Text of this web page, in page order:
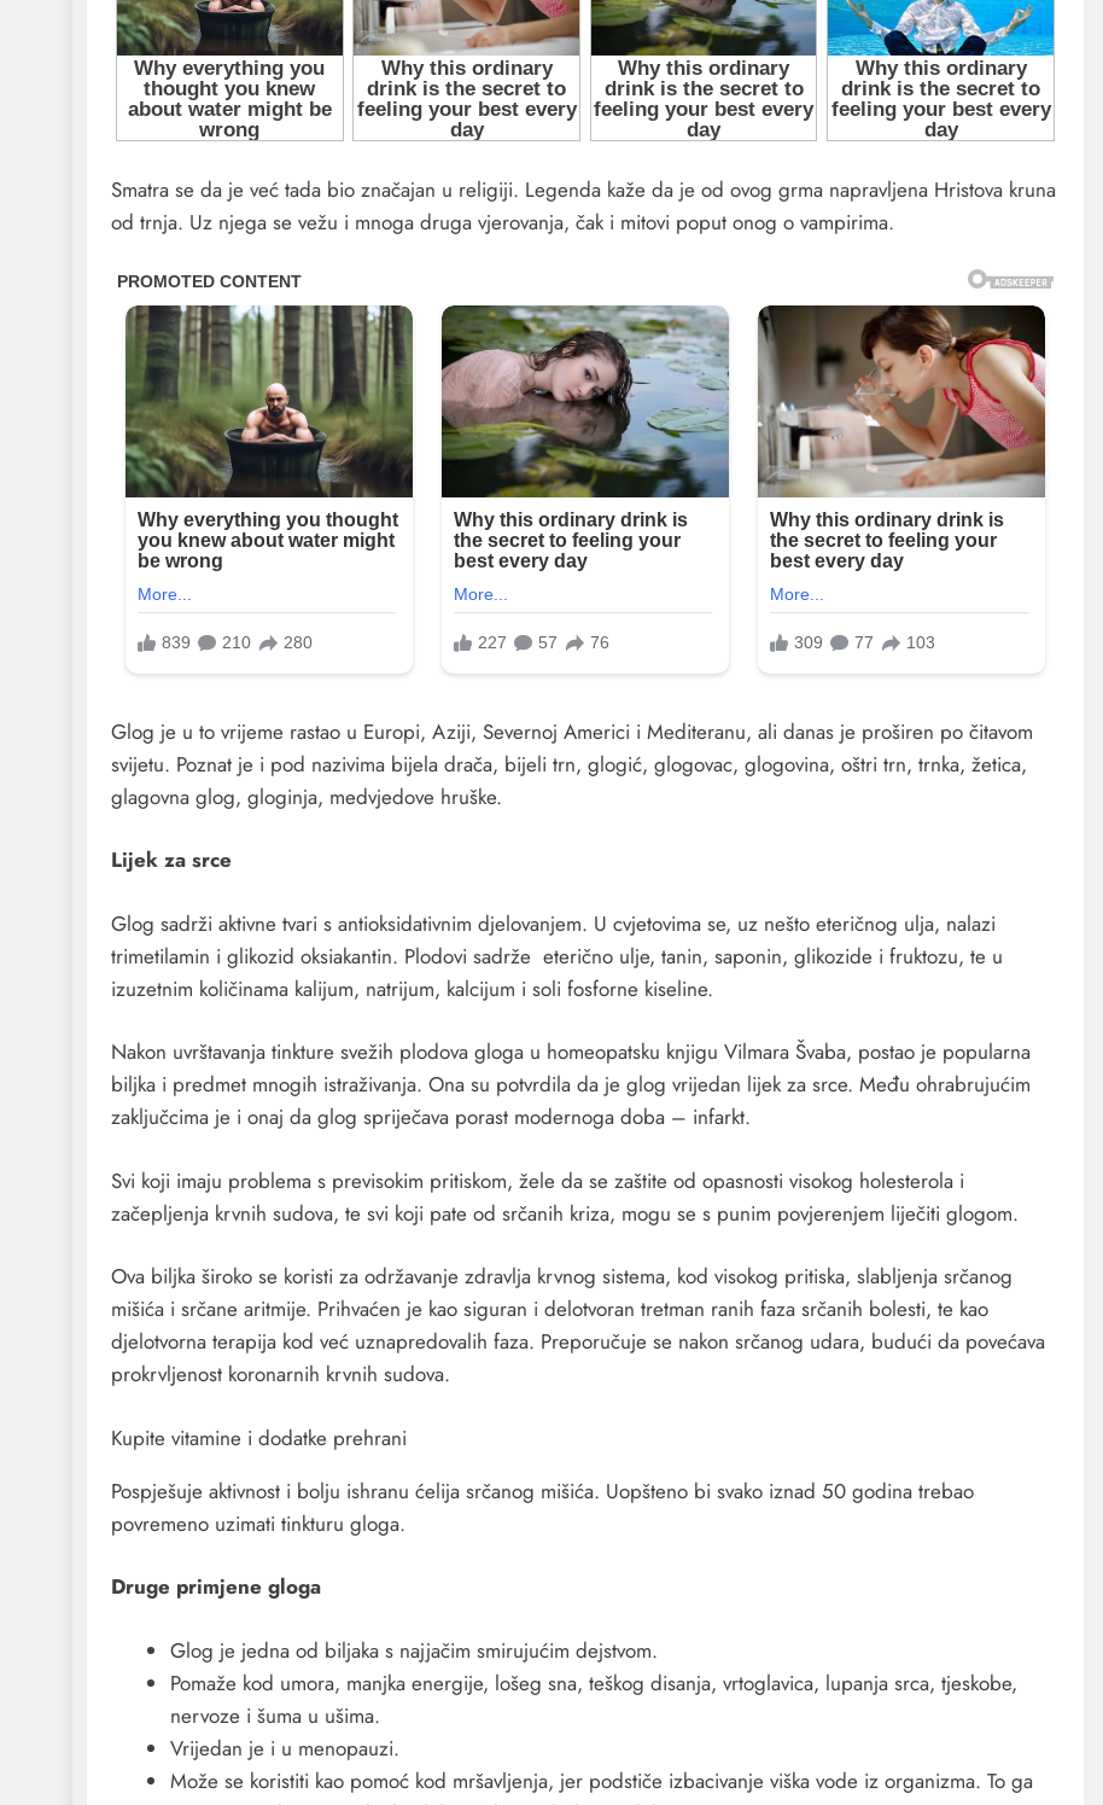
Smatra se da je već tada bio značajan u religiji. Legenda kaže da je od ovog grma napravljena Hristova kruna
od trnja. Uz njega se vežu i mnoga druga vjerovanja, čak i mitovi poput onog o vampirima.
Glog je u to vrijeme rastao u Europi, Aziji, Severnoj Americi i Mediteranu, ali danas je proširen po čitavom
svijetu. Poznat je i pod nazivima bijela drača, bijeli trn, glogić, glogovac, glogovina, oštri trn, trnka, žetica,
glagovna glog, gloginja, medvjedove hruške.
Lijek za srce
Glog sadrži aktivne tvari s antioksidativnim djelovanjem. U cvjetovima se, uz nešto eteričnog ulja, nalazi
trimetilamin i glikozid oksiakantin. Plodovi sadrže eterično ulje, tanin, saponin, glikozide i fruktozu, te u
izuzetnim količinama kalijum, natrijum, kalcijum i soli fosforne kiseline.
Nakon uvrštavanja tinkture svežih plodova gloga u homeopatsku knjigu Vilmara Švaba, postao je popularna
biljka i predmet mnogih istraživanja. Ona su potvrdila da je glog vrijedan lijek za srce. Među ohrabrujućim
zaključcima je i onaj da glog spriječava porast modernoga doba – infarkt.
Svi koji imaju problema s previsokim pritiskom, žele da se zaštite od opasnosti visokog holesterola i
začepljenja krvnih sudova, te svi koji pate od srčanih kriza, mogu se s punim povjerenjem liječiti glogom.
Ova biljka široko se koristi za održavanje zdravlja krvnog sistema, kod visokog pritiska, slabljenja srčanog
mišića i srčane aritmije. Prihvaćen je kao siguran i delotvoran tretman ranih faza srčanih bolesti, te kao
djelotvorna terapija kod već uznapredovalih faza. Preporučuje se nakon srčanog udara, budući da povećava
prokrvljenost koronarnih krvnih sudova.
Kupite vitamine i dodatke prehrani
Pospješuje aktivnost i bolju ishranu ćelija srčanog mišića. Uopšteno bi svako iznad 50 godina trebao
povremeno uzimati tinkturu gloga.
Druge primjene gloga
Glog je jedna od biljaka s najjačim smirujućim dejstvom.
Pomaže kod umora, manjka energije, lošeg sna, teškog disanja, vrtoglavica, lupanja srca, tjeskobe,
nervoze i šuma u ušima.
Vrijedan je i u menopauzi.
Može se koristiti kao pomoć kod mršavljenja, jer podstiče izbacivanje viška vode iz organizma. To ga